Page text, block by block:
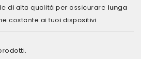
di alta qualità per assicurare lunga
costante ai tuoi dispositivi.